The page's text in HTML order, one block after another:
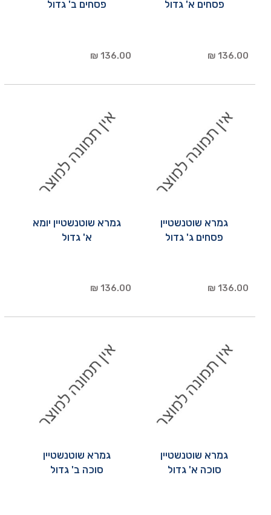
פסחים א' גדול
136.00 ₪
פסחים ב' גדול
136.00 ₪
גמרא שוטנשטיין
פסחים ג' גדול
136.00 ₪
גמרא שוטנשטיין יומא
א' גדול
136.00 ₪
גמרא שוטנשטיין
סוכה א' גדול
גמרא שוטנשטיין
סוכה ב' גדול